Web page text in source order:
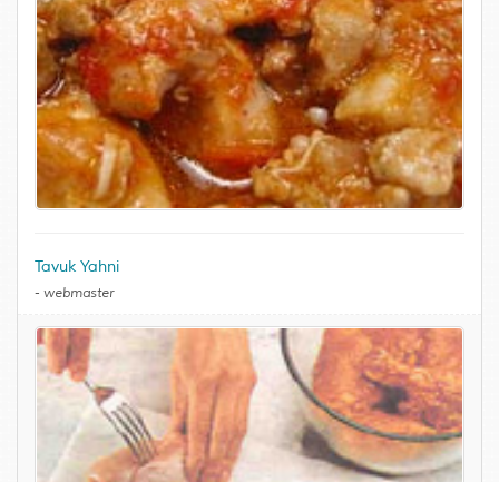
Tavuk Yahni
- webmaster